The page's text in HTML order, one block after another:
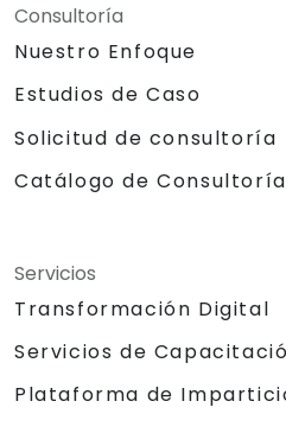
Consultoría
Nuestro Enfoque
Estudios de Caso
Solicitud de consultoría
Catálogo de Consultoría
Servicios
Transformación Digital
Servicios de
Plataforma de